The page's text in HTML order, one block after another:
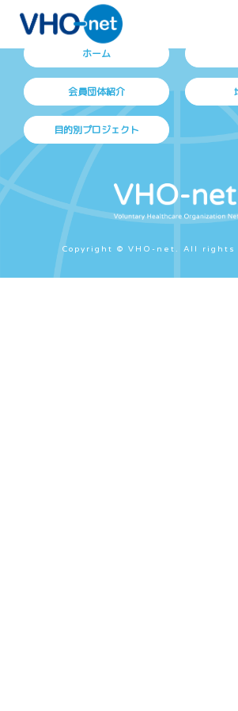
ホーム
会員団体紹介
目的別プロジェクト
Copyright © VHO-net. All rights